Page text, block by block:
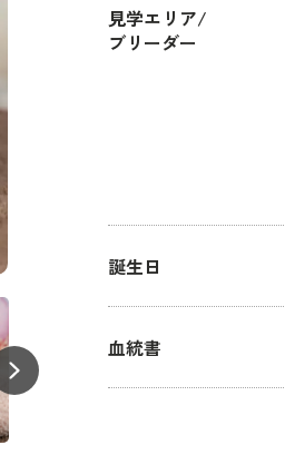
見学エリア/
ブリーダー
誕生日
血統書